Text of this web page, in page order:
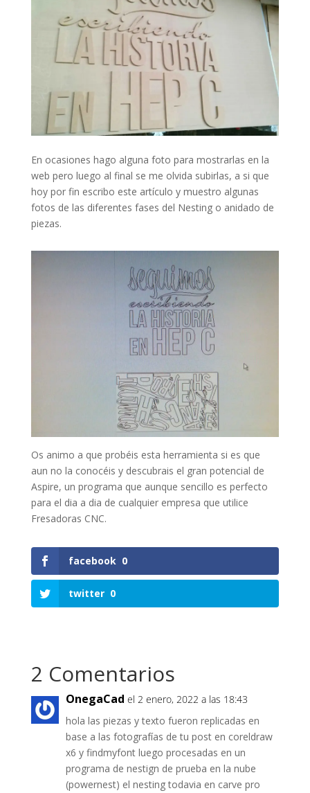
En ocasiones hago alguna foto para mostrarlas en la
web pero luego al final se me olvida subirlas, a si que
hoy por fin escribo este artículo y muestro algunas
fotos de las diferentes fases del Nesting o anidado de
piezas.
Os animo a que probéis esta herramienta si es que
aun no la conocéis y descubrais el gran potencial de
Aspire, un programa que aunque sencillo es perfecto
para el dia a dia de cualquier empresa que utilice
Fresadoras CNC.
facebook 0
twitter 0
2 Comentarios
OnegaCad el 2 enero, 2022 a las 18:43
hola las piezas y texto fueron replicadas en
base a las fotografías de tu post en coreldraw
x6 y findmyfont luego procesadas en un
programa de nestign de prueba en la nube
(powernest) el nesting todavia en carve pro